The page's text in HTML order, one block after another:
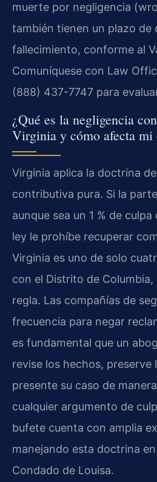
muerte por negligencia
también tienen un plazo de
fallecimiento, conforme al
Comuníquese con Law
(888) 437-7747 para
¿Qué es la negligencia
Virginia y cómo afecta mi
Virginia aplica la doctrina
contributiva pura. Si la
aunque sea un 1 % de
ley le prohíbe recuperar
Virginia es uno de solo
con el Distrito de Columbia,
regla. Las compañías de
frecuencia para negar
es fundamental que un
revise los hechos, preserve
presente su caso de
cualquier argumento de
bufete cuenta con amplia
manejando esta doctrina
Condado de Louisa.